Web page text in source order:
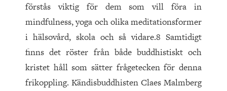
förstås viktig för dem som vill föra in
mindfulness, yoga och olika meditationsformer
i hälsovård, skola och så vidare.8 Samtidigt
finns det röster från både buddhistiskt och
kristet håll som sätter frågetecken för denna
frikoppling. Kändisbuddhisten Claes Malmberg